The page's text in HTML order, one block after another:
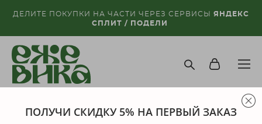
ДЕЛИТЕ ПОКУПКИ НА ЧАСТИ ЧЕРЕЗ СЕРВИСЫ ЯНДЕКС
СПЛИТ / ПОДЕЛИ
магазин > другие украшения >
серьга для пирсинга
ПОЛУЧИ СКИДКУ 5% НА ПЕРВЫЙ ЗАКАЗ